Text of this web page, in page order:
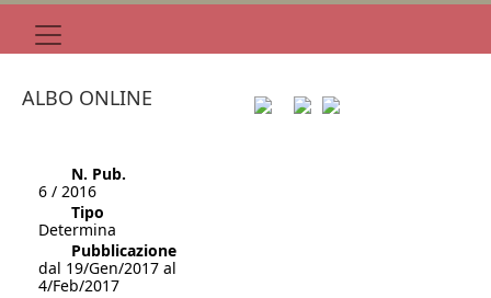
ALBO ONLINE
N. Pub.
6 / 2016
Tipo
Determina
Pubblicazione
dal 19/Gen/2017 al
4/Feb/2017